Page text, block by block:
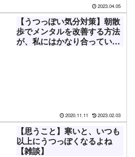
2023.04.05
【うつっぽい気分対策】朝散
歩でメンタルを改善する方法
が、私にはかなり合っている
2020.11.11 2023.02.03
【思うこと】寒いと、いつも
以上にうつっぽくなるよね
【雑談】